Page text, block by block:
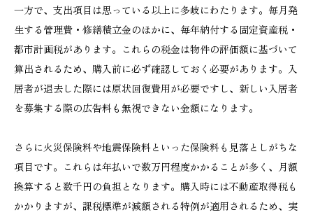
一方で、支出項目は思っている以上に多岐にわたります。毎月発
生する管理費・修繕積立金のほかに、毎年納付する固定資産税・
都市計画税があります。これらの税金は物件の評価額に基づいて
算出されるため、購入前に必ず確認しておく必要があります。入
居者が退去した際には原状回復費用が必要ですし、新しい入居者
を募集する際の広告料も無視できない金額になります。
さらに火災保険料や地震保険料といった保険料も見落としがちな
項目です。これらは年払いで数万円程度かかることが多く、月額
換算すると数千円の負担となります。購入時には不動産取得税も
かかりますが、課税標準が減額される特例が適用されるため、実